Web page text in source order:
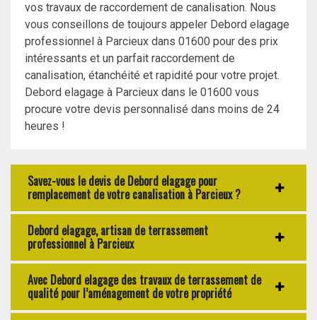
vos travaux de raccordement de canalisation. Nous
vous conseillons de toujours appeler Debord elagage
professionnel à Parcieux dans 01600 pour des prix
intéressants et un parfait raccordement de
canalisation, étanchéité et rapidité pour votre projet.
Debord elagage à Parcieux dans le 01600 vous
procure votre devis personnalisé dans moins de 24
heures !
Savez-vous le devis de Debord elagage pour
remplacement de votre canalisation à Parcieux ?
Debord elagage, artisan de terrassement
professionnel à Parcieux
Avec Debord elagage des travaux de terrassement de
qualité pour l’aménagement de votre propriété